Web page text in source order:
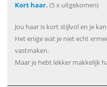
Kort haar. (5 x uitgekomen)
Jou haar is kort stijlvol en je
Het enige wat je niet echt
vastmaken.
Maar je hebt lekker makkelijk